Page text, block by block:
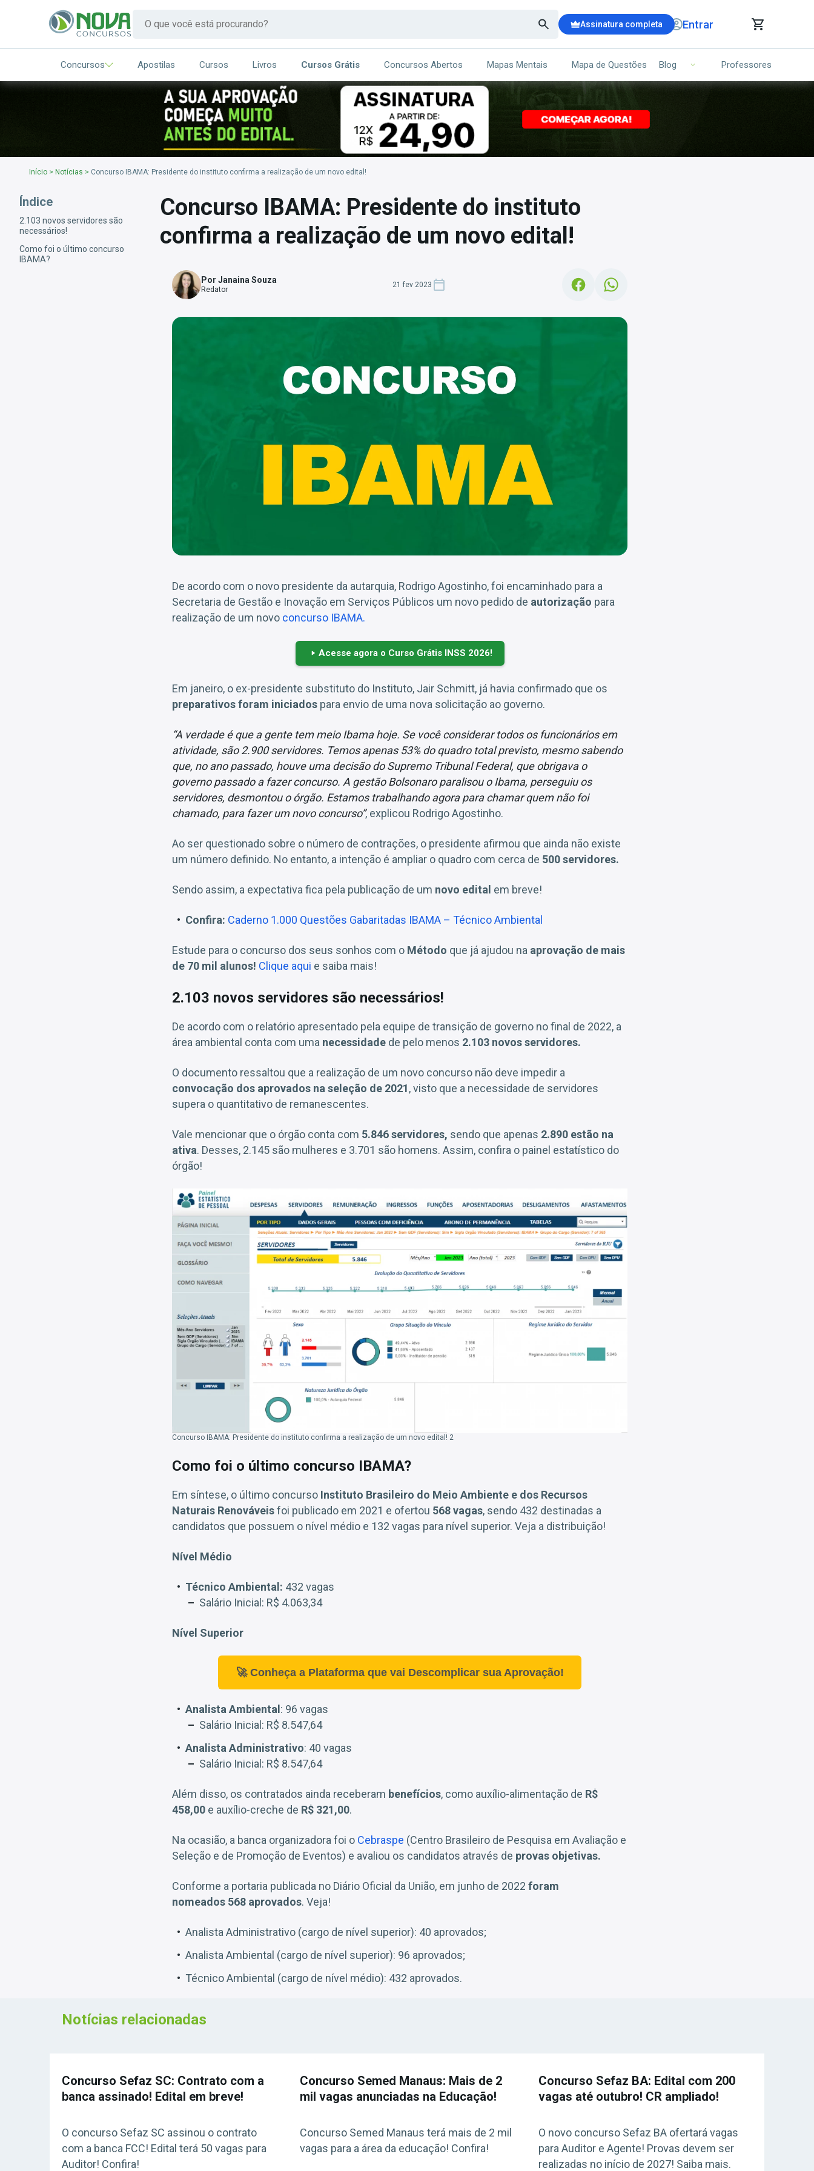
Assinatura completa Entrar
CARRINHO DE COMPRAS
ITENS (00)
Ops!
Seu carrinho ainda está vazio.
Concursos Apostilas Cursos Livros Cursos Grátis Concursos Abertos Mapas Mentais Mapa de Questões Blog Professores
Início > Notícias > Concurso IBAMA: Presidente do instituto confirma a realização de um novo edital!
Índice
2.103 novos servidores são
necessários!
Como foi o último concurso
IBAMA?
Concurso IBAMA: Presidente do instituto
confirma a realização de um novo edital!
Por Janaina Souza
Redator
21 fev 2023
De acordo com o novo presidente da autarquia, Rodrigo Agostinho, foi encaminhado para a
Secretaria de Gestão e Inovação em Serviços Públicos um novo pedido de autorização para
realização de um novo concurso IBAMA.
Acesse agora o Curso Grátis INSS 2026!
Em janeiro, o ex-presidente substituto do Instituto, Jair Schmitt, já havia confirmado que os
preparativos foram iniciados para envio de uma nova solicitação ao governo.
“A verdade é que a gente tem meio Ibama hoje. Se você considerar todos os funcionários em
atividade, são 2.900 servidores. Temos apenas 53% do quadro total previsto, mesmo sabendo
que, no ano passado, houve uma decisão do Supremo Tribunal Federal, que obrigava o
governo passado a fazer concurso. A gestão Bolsonaro paralisou o Ibama, perseguiu os
servidores, desmontou o órgão. Estamos trabalhando agora para chamar quem não foi
chamado, para fazer um novo concurso”, explicou Rodrigo Agostinho.
Ao ser questionado sobre o número de contrações, o presidente afirmou que ainda não existe
um número definido. No entanto, a intenção é ampliar o quadro com cerca de 500 servidores.
Sendo assim, a expectativa fica pela publicação de um novo edital em breve!
Confira: Caderno 1.000 Questões Gabaritadas IBAMA – Técnico Ambiental
Estude para o concurso dos seus sonhos com o Método que já ajudou na aprovação de mais
de 70 mil alunos! Clique aqui e saiba mais!
2.103 novos servidores são necessários!
De acordo com o relatório apresentado pela equipe de transição de governo no final de 2022, a
área ambiental conta com uma necessidade de pelo menos 2.103 novos servidores.
O documento ressaltou que a realização de um novo concurso não deve impedir a
convocação dos aprovados na seleção de 2021, visto que a necessidade de servidores
supera o quantitativo de remanescentes.
Vale mencionar que o órgão conta com 5.846 servidores, sendo que apenas 2.890 estão na
ativa. Desses, 2.145 são mulheres e 3.701 são homens. Assim, confira o painel estatístico do
órgão!
Concurso IBAMA: Presidente do instituto confirma a realização de um novo edital! 2
Como foi o último concurso IBAMA?
Em síntese, o último concurso Instituto Brasileiro do Meio Ambiente e dos Recursos
Naturais Renováveisfoi publicado em 2021 e ofertou 568 vagas, sendo 432 destinadas a
candidatos que possuem o nível médio e 132 vagas para nível superior. Veja a distribuição!
Nível Médio
Técnico Ambiental: 432 vagas
Salário Inicial: R$ 4.063,34
Nível Superior
🚀 Conheça a Plataforma que vai Descomplicar sua Aprovação!
Analista Ambiental : 96 vagas
Salário Inicial: R$ 8.547,64
Analista Administrativo: 40 vagas
Salário Inicial: R$ 8.547,64
Além disso, os contratados ainda receberam benefícios, como auxílio-alimentação de R$
458,00 e auxílio-creche de R$ 321,00.
Na ocasião, a banca organizadora foi o Cebraspe (Centro Brasileiro de Pesquisa em Avaliação e
Seleção e de Promoção de Eventos) e avaliou os candidatos através de provas objetivas.
Conforme a portaria publicada no Diário Oficial da União, em junho de 2022 foram
nomeados 568 aprovados. Veja!
Analista Administrativo (cargo de nível superior): 40 aprovados;
Analista Ambiental (cargo de nível superior): 96 aprovados;
Técnico Ambiental (cargo de nível médio): 432 aprovados.
Notícias relacionadas
Concurso Sefaz SC: Contrato com a
banca assinado! Edital em breve!
O concurso Sefaz SC assinou o contrato
com a banca FCC! Edital terá 50 vagas para
Auditor! Confira!
Concurso Semed Manaus: Mais de 2
mil vagas anunciadas na Educação!
Concurso Semed Manaus terá mais de 2 mil
vagas para a área da educação! Confira!
Concurso Sefaz BA: Edital com 200
vagas até outubro! CR ampliado!
O novo concurso Sefaz BA ofertará vagas
para Auditor e Agente! Provas devem ser
realizadas no início de 2027! Saiba mais.